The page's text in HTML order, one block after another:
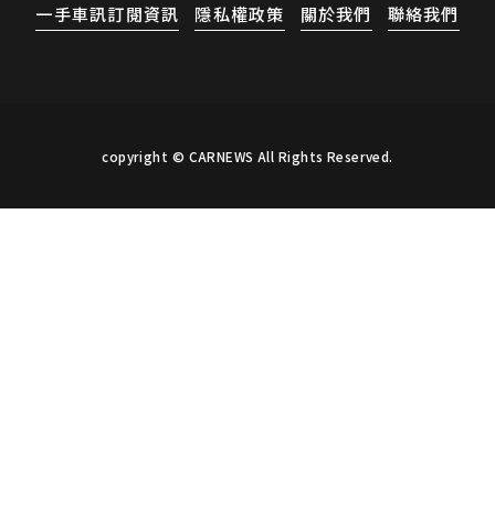
一手車訊訂閱資訊 隱私權政策 關於我們 聯絡我們
copyright © CARNEWS All Rights Reserved.